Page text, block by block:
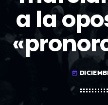
a la
today